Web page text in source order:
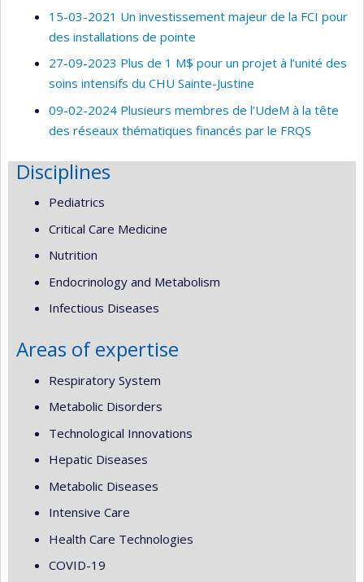
15-03-2021 Un investissement majeur de la FCI pour
des installations de pointe
27-09-2023 Plus de 1 M$ pour un projet à l’unité des
soins intensifs du CHU Sainte-Justine
09-02-2024 Plusieurs membres de l’UdeM à la tête
des réseaux thématiques financés par le FRQS
Disciplines
Pediatrics
Critical Care Medicine
Nutrition
Endocrinology and Metabolism
Infectious Diseases
Areas of expertise
Respiratory System
Metabolic Disorders
Technological Innovations
Hepatic Diseases
Metabolic Diseases
Intensive Care
Health Care Technologies
COVID-19